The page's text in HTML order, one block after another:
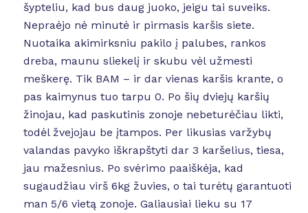
šypteliu, kad bus daug juoko, jeigu tai suveiks.
Nepraėjo nė minutė ir pirmasis karšis siete.
Nuotaika akimirksniu pakilo į palubes, rankos
dreba, maunu sliekelį ir skubu vėl užmesti
meškerę. Tik BAM – ir dar vienas karšis krante, o
pas kaimynus tuo tarpu 0. Po šių dviejų karšių
žinojau, kad paskutinis zonoje nebeturėčiau likti,
todėl žvejojau be įtampos. Per likusias varžybų
valandas pavyko iškrapštyti dar 3 karšelius, tiesa,
jau mažesnius. Po svėrimo paaiškėja, kad
sugaudžiau virš 6kg žuvies, o tai turėtų garantuoti
man 5/6 vietą zonoje. Galiausiai lieku su 17